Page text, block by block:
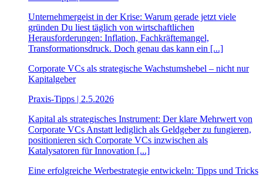
Unternehmergeist in der Krise: Warum gerade jetzt viele
gründen Du liest täglich von wirtschaftlichen
Herausforderungen: Inflation, Fachkräftemangel,
Transformationsdruck. Doch genau das kann ein [...]
Corporate VCs als strategische Wachstumshebel – nicht nur
Kapitalgeber
Praxis-Tipps | 2.5.2026
Kapital als strategisches Instrument: Der klare Mehrwert von
Corporate VCs Anstatt lediglich als Geldgeber zu fungieren,
positionieren sich Corporate VCs inzwischen als
Katalysatoren für Innovation [...]
Eine erfolgreiche Werbestrategie entwickeln: Tipps und Tricks